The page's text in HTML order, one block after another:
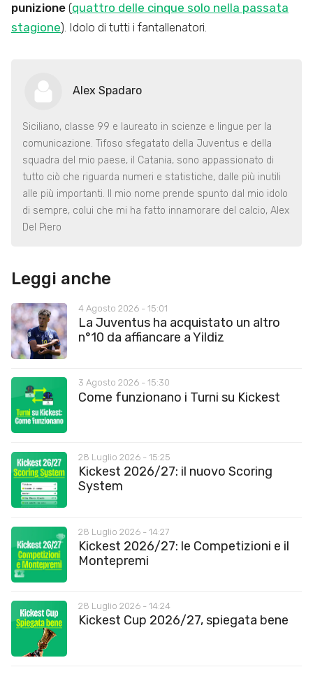
punizione (quattro delle cinque solo nella passata
stagione). Idolo di tutti i fantallenatori.
Alex Spadaro
Siciliano, classe 99 e laureato in scienze e lingue per la
comunicazione. Tifoso sfegatato della Juventus e della
squadra del mio paese, il Catania, sono appassionato di
tutto ciò che riguarda numeri e statistiche, dalle più inutili
alle più importanti. Il mio nome prende spunto dal mio idolo
di sempre, colui che mi ha fatto innamorare del calcio, Alex
Del Piero
Leggi anche
4 Agosto 2026 - 15:01
La Juventus ha acquistato un altro
n°10 da affiancare a Yildiz
3 Agosto 2026 - 15:30
Come funzionano i Turni su Kickest
28 Luglio 2026 - 15:25
Kickest 2026/27: il nuovo Scoring
System
28 Luglio 2026 - 14:27
Kickest 2026/27: le Competizioni e il
Montepremi
28 Luglio 2026 - 14:24
Kickest Cup 2026/27, spiegata bene